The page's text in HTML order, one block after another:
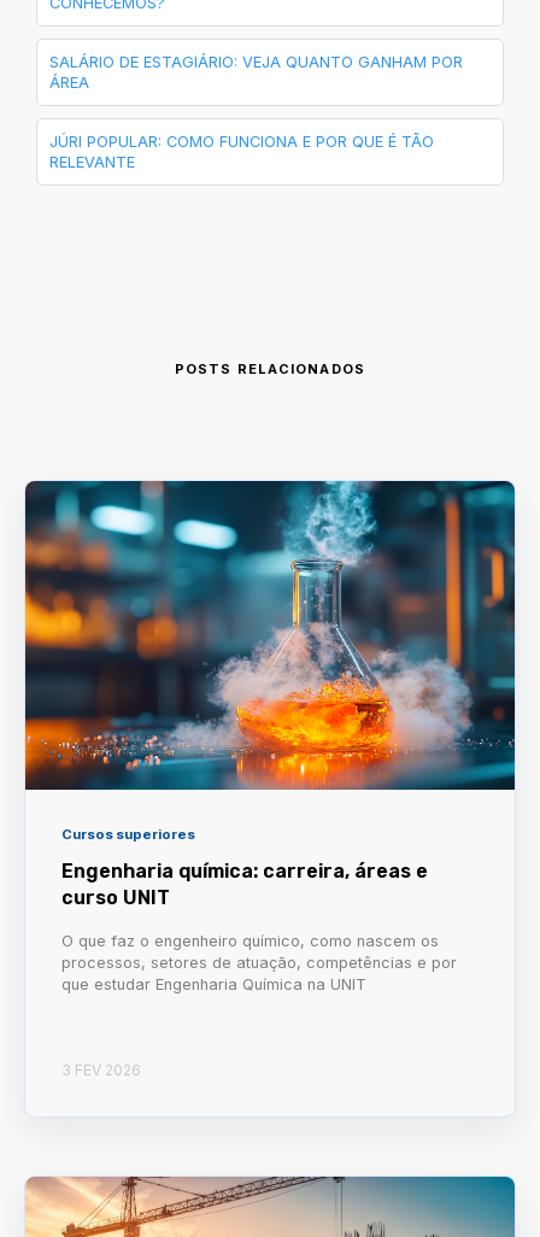
SALÁRIO DE ESTAGIÁRIO: VEJA QUANTO GANHAM POR
ÁREA
JÚRI POPULAR: COMO FUNCIONA E POR QUE É TÃO
RELEVANTE
POSTS RELACIONADOS
Cursos superiores
Engenharia química: carreira, áreas e
curso UNIT
O que faz o engenheiro químico, como nascem os
processos, setores de atuação, competências e por
que estudar Engenharia Química na UNIT
3 FEV 2026